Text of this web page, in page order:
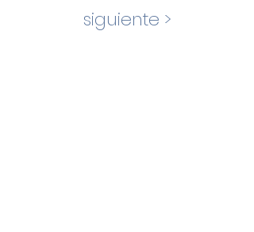
siguiente >